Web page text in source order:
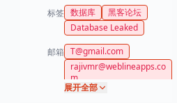
标签 数据库
黑客论坛
Database Leaked
邮箱 T@gmail.com
rajivmr@weblineapps.co
m
Kds@gmail.com
展开全部